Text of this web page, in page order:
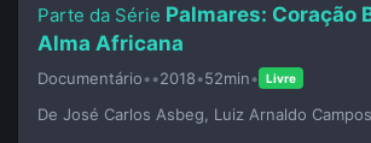
Palmares: Coração
Alma Africana
Documentário••2018•52min• Livre
De José Carlos Asbeg, Luiz Arnaldo